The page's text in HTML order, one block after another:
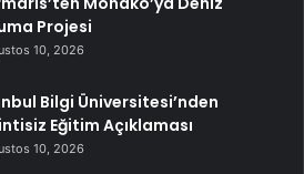
Projesi
10, 2026
Bilgi Üniversitesi’nden
Eğitim Açıklaması
10, 2026